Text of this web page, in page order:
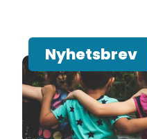
Nyhetsbrev